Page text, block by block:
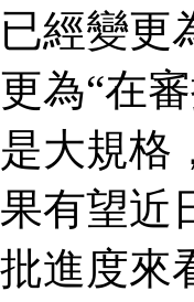
已經變更
更為“在
是大規格
果有望近
批進度來